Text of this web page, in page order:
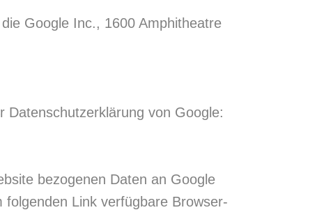
Google Inc., 1600 Amphitheatre
Datenschutzerklärung von Google:
bezogenen Daten an Google
Link verfügbare Browser-